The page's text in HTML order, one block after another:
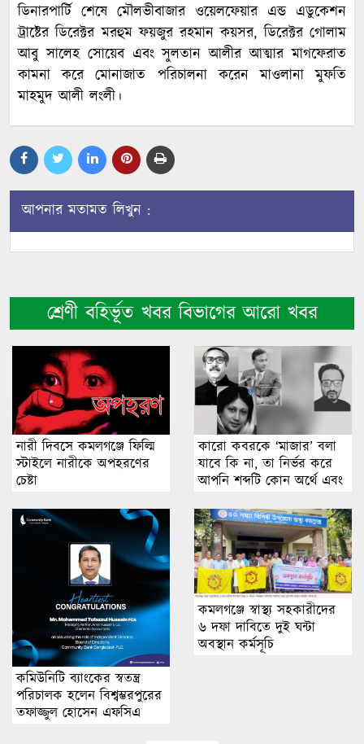
ডিনারপার্টি শেষে মৌলভীবাজার ওয়েলফেয়ার এন্ড এডুকেশন
ট্রাষ্টের ডিরেক্টর মরহুম ফয়জুর রহমান কয়সর, ডিরেক্টর গোলাম
আবু সালেহ সোয়েব এবং সুলতান আলীর আত্মার মাগফেরাত
কামনা করে মোনাজাত পরিচালনা করেন মাওলানা মুফতি
মাহমুদ আলী লংলী।
আপনার মতামত লিখুন :
শ্রেণী বহির্ভূত খবর বিভাগের আরো খবর
নারী দিবসে কমলগঞ্জে ফিল্মি
স্টাইলে নারীকে অপহরণের
চেষ্টা
কারো কবরকে ‘মাজার’ বলা
যাবে কি না, তা নির্ভর করে
আপনি শব্দটি কোন অর্থে এবং
তার ওপর।
কমিউনিটি ব্যাংকের স্বতন্ত্র
পরিচালক হলেন বিশ্বম্ভরপুরের
তফাজ্জুল হোসেন এফসিএ
কমলগঞ্জে স্বাস্থ্য সহকারীদের
৬ দফা দাবিতে দুই ঘন্টা
অবস্থান কর্মসূচি